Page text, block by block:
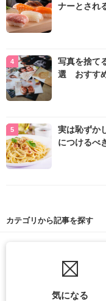
ナーとされ
写真を捨て
選 おすす
実は恥ずか
につけるべ
カテゴリから記事を探す
気になる